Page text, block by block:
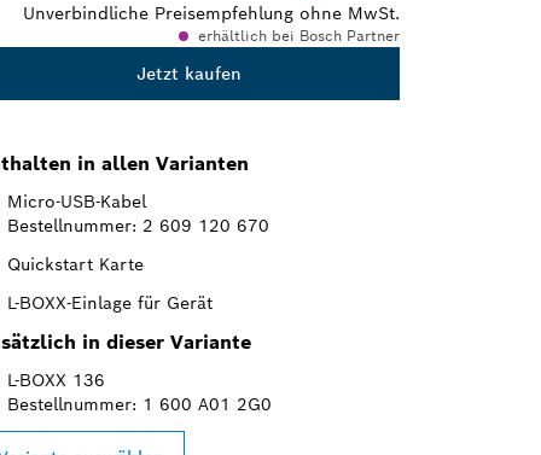
Unverbindliche Preisempfehlung ohne MwSt.
erhältlich bei Bosch Partner
Jetzt kaufen
in allen Varianten
Micro-USB-Kabel
Bestellnummer: 2 609 120 670
Quickstart Karte
L-BOXX-Einlage für Gerät
in dieser Variante
L-BOXX 136
Bestellnummer: 1 600 A01 2G0